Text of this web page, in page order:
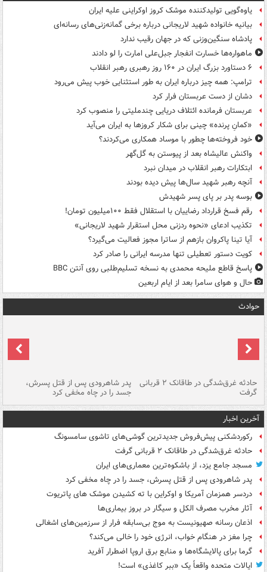
یاوه‌گویی تولیدکننده موشک کروز اوکراینی علیه ایران
بیانیه خانواده شهید لاریجانی درباره برخی گمانه‌زنی‌های رسانه‌ای
پادشاه سنگین‌وزنی که در جهان رقیب ندارد
ماهواره‌ها خسارت انفجار جبل‌علی امارت را لو دادند
۶ دستاورد بزرگ ایران در ۱۶۰ روز رهبری رهبر انقلاب
ترامپ: همه چیز درباره ایران به طور استثنایی خوب پیش می‌رود
دشان از دست عربستان فرار کرد
عربستان فرمانده ائتلاف دریایی چندملیتی را منصوب کرد
«کمانِ پرنده» چینی برای شکار کروزها به ایران می‌آید
خود فروخته‌ها چطور با موساد همکاری می‌کردند؟
واکنش عالیشاه بعد از پیوستن به گل‌گهر
ابتکارات رهبر انقلاب در میدان نبرد
آنچه رهبر شهید سال‌ها پیش دیده بودند
بوسه‌ پدر بر پای پسر شهیدش
رقم فسخ قرارداد رضاییان با استقلال فقط ۱۰۰میلیون تومان!
تکذیب ادعای «نحوه ردزنی محل استقرار شهید لاریجانی»
آیا تینا پاکروان بازهم از ساترا مجوز فعالیت می‌گیرد؟
کویت دستور تعطیلی تنها مدرسه ایرانی را صادر کرد
پاسخ قاطع ملیحه محمدی به نسخه تسلیم‌طلبی روی آنتن BBC
حال و هوای سامرا بعد از ایام اربعین
حوادث
حادثه غرق‌شدگی در طاقانک ۲ قربانی
گرفت
پدر شاهرودی پس از قتل پسرش،
جسد را در چاه مخفی کرد
آخرین اخبار
رکوردشکنی پیش‌فروش جدیدترین گوشی‌های تاشوی سامسونگ
حادثه غرق‌شدگی در طاقانک ۲ قربانی گرفت
مسجد جامع یزد، از باشکوه‌ترین معماری‌های ایران
پدر شاهرودی پس از قتل پسرش، جسد را در چاه مخفی کرد
دردسر همزمان آمریکا و اوکراین با ته کشیدن موشک های پاتریوت
آثار مخرب مصرف الکل و سیگار در بروز بیماری‌ها
اذعان رسانه صهیونیست به موج بی‌سابقه فرار از سرزمین‌های اشغالی
چرا مغز در هنگام خواب، انرژی خود را خالی می‌کند؟
گرما برای پالایشگاه‌ها و منابع برق اروپا اضطرار آفرید
ایالات متحده واقعاً یک «ببر کاغذی» است!